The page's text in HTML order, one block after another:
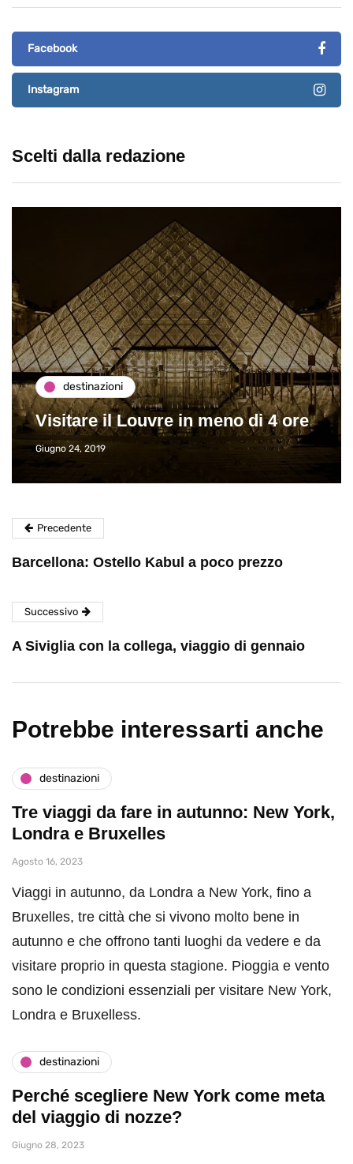
Facebook
Instagram
Scelti dalla redazione
destinazioni
Visitare il Louvre in meno di 4 ore
Giugno 24, 2019
Precedente
Barcellona: Ostello Kabul a poco prezzo
Successivo
A Siviglia con la collega, viaggio di gennaio
Potrebbe interessarti anche
destinazioni
Tre viaggi da fare in autunno: New York,
Londra e Bruxelles
Agosto 16, 2023
Viaggi in autunno, da Londra a New York, fino a
Bruxelles, tre città che si vivono molto bene in
autunno e che offrono tanti luoghi da vedere e da
visitare proprio in questa stagione. Pioggia e vento
sono le condizioni essenziali per visitare New York,
Londra e Bruxelless.
destinazioni
Perché scegliere New York come meta
del viaggio di nozze?
Giugno 28, 2023